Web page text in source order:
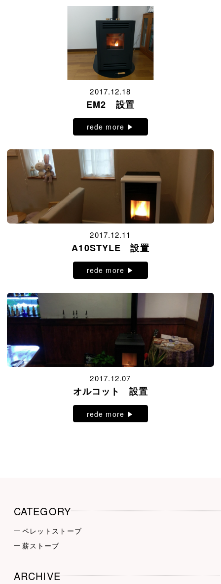
CATEGORY
ペレットストーブ
薪ストーブ
ARCHIVE
2017.12.18
EM2 設置
rede more ▶︎
2017.12.11
A10STYLE 設置
rede more ▶︎
2017.12.07
オルコット 設置
rede more ▶︎